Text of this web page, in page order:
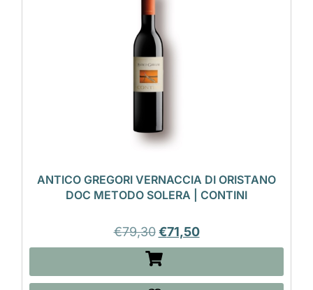
ANTICO GREGORI VERNACCIA DI ORISTANO
DOC METODO SOLERA | CONTINI
€79,30 €71,50